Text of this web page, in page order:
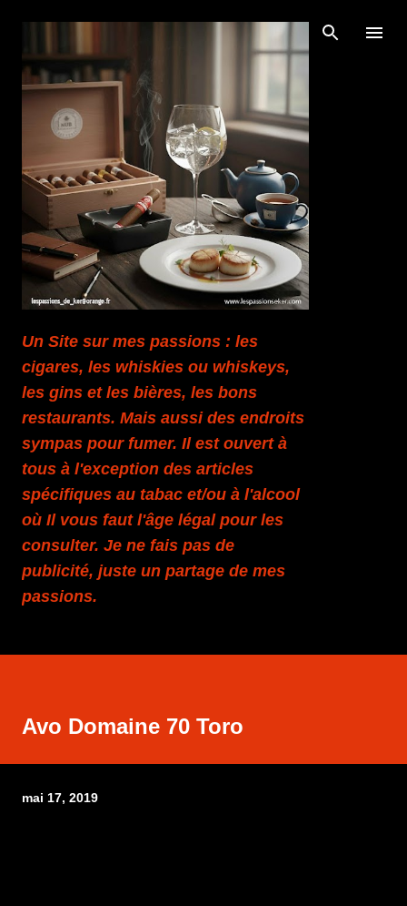
Accéder au contenu principal
Un Site sur mes passions : les
cigares, les whiskies ou whiskeys,
les gins et les bières, les bons
restaurants. Mais aussi des endroits
sympas pour fumer. Il est ouvert à
tous à l'exception des articles
spécifiques au tabac et/ou à l'alcool
où Il vous faut l'âge légal pour les
consulter. Je ne fais pas de
publicité, juste un partage de mes
passions.
Avo Domaine 70 Toro
mai 17, 2019